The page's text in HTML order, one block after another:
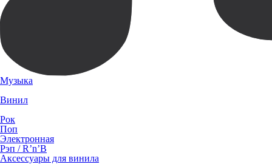
Музыка
Винил
Рок
Поп
Электронная
Рэп / R’n’B
Аксессуары для винила